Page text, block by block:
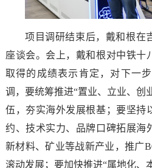
项目调研结束后，戴和根在
座谈会。会上，戴和根对中铁十
取得的成绩表示肯定，对下一
调，要统筹推进“置业、立业、创
伍，夯实海外发展根基；要坚持
约、技术实力、品牌口碑拓展海
新材料、矿业等战新产业，推广
滚动发展；要加快推进“属地化、